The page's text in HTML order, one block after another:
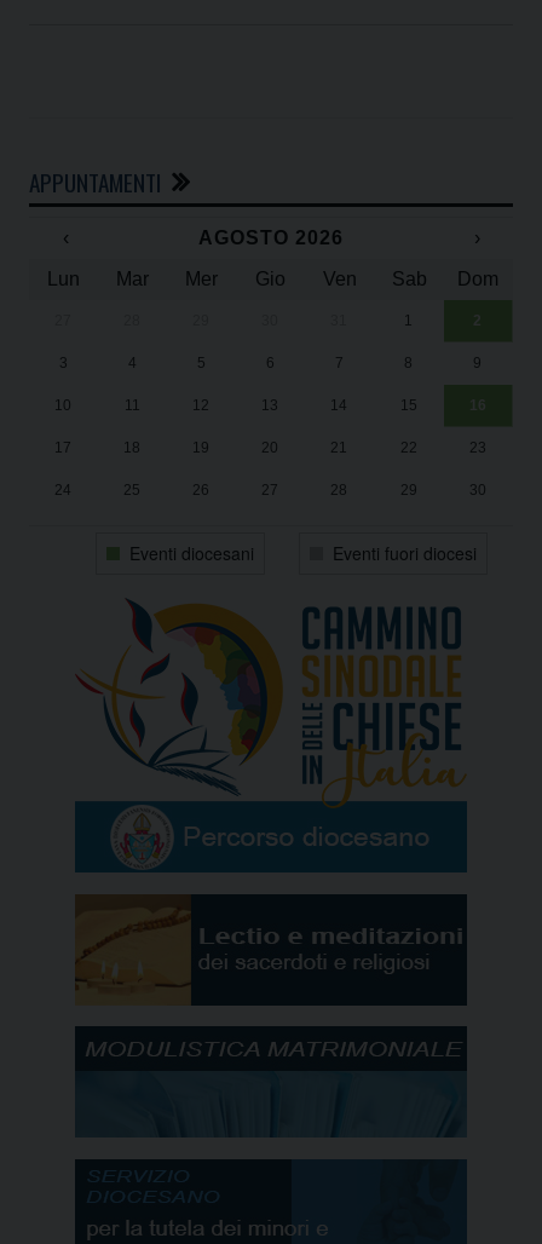
APPUNTAMENTI
‹ AGOSTO 2026
›
Lun
Mar Mer Gio Ven Sab Dom
1 2
3 4 5 6 7 8 9
10 11 12 13 14 15 16
17 18 19 20 21 22 23
24 25 26 27 28 29 30
Eventi diocesani Eventi fuori diocesi